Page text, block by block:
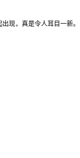
现，真是令人耳目一新。